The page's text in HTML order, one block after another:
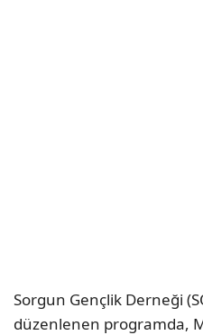
Sorgun Gençlik Derneği
düzenlenen programda,